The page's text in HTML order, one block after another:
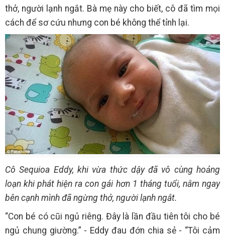
thở, người lạnh ngắt. Bà mẹ này cho biết, cô đã tìm mọi
cách để sơ cứu nhưng con bé không thể tỉnh lại.
Cô Sequioa Eddy, khi vừa thức dậy đã vô cùng hoảng
loạn khi phát hiện ra con gái hơn 1 tháng tuổi, nằm ngay
bên cạnh mình đã ngừng thở, người lạnh ngắt.
“Con bé có cũi ngủ riêng. Đây là lần đầu tiên tôi cho bé
ngủ chung giường.” - Eddy đau đớn chia sẻ - “Tôi cảm